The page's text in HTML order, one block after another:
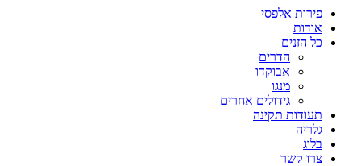
פירות אלפסי
אודות
כל הזנים
הדרים
אבוקדו
מנגו
גידולים אחרים
תעודות תקינה
גלריה
בלוג
צרו קשר